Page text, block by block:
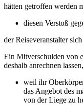
hätten getroffen werden
diesen Verstoß
der Reiseveranstalter
Ein Mitverschulden von
deshalb anrechnen
weil ihr
das Angebot des
von der Liege zu